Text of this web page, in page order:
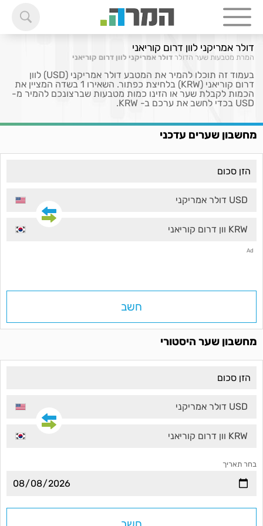
דולר אמריקני לוון דרום קוריאני
המרת מטבעות שער הדולר דולר אמריקני לוון דרום קוריאני
בעמוד זה תוכלו להמיר את המטבע דולר אמריקני (USD) לוון
דרום קוריאני (KRW) בלחיצת כפתור. השאירו 1 בשדה המציין את
הכמות לקבלת שער או הזינו כמות מטבעות שברצונכם להמיר מ-
USD בכדי לחשב את ערכם ב- KRW.
מחשבון שערים עדכני
USD דולר אמריקני
KRW וון דרום קוריאני
Ad
חשב
מחשבון שער היסטורי
USD דולר אמריקני
KRW וון דרום קוריאני
בחר תאריך